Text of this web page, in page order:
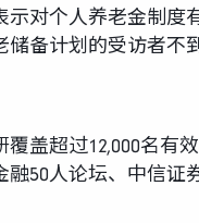
示对个人养老金制度
储备计划的受访者不
覆盖超过12,000名有
融50人论坛、中信证